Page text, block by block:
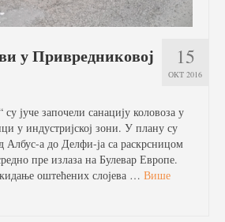
поступак
поступак
набавке мале вредности
се закон о јавној набавци не
15
ОКТ 2016
у Привредниковој
јуче започели санацију коловоза у
у индустријској зони. У плану су
Албус-а до Делфи-ја са раскрсницом
пре излаза на Булевар Европе.
оштећених слојева … Више